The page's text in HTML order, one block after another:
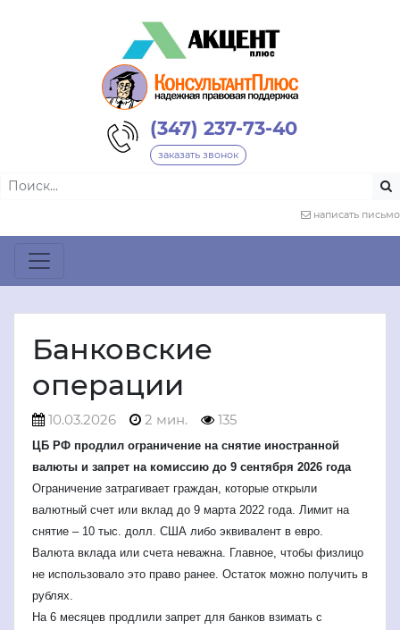
(347) 237-73-40
заказать звонок
написать письмо
Банковские
операции
10.03.2026 2 мин. 135
ЦБ РФ продлил ограничение на снятие иностранной
валюты и запрет на комиссию до 9 сентября 2026 года
Ограничение затрагивает граждан, которые открыли
валютный счет или вклад до 9 марта 2022 года. Лимит на
снятие – 10 тыс. долл. США либо эквивалент в евро.
Валюта вклада или счета неважна. Главное, чтобы физлицо
не использовало это право ранее. Остаток можно получить в
рублях.
На 6 месяцев продлили запрет для банков взимать с